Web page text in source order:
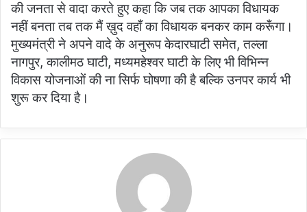
की जनता से वादा करते हुए कहा कि जब तक आपका विधायक
नहीं बनता तब तक मैं ख़ुद वहाँ का विधायक बनकर काम करूँगा।
मुख्यमंत्री ने अपने वादे के अनुरूप केदारघाटी समेत, तल्ला
नागपुर, कालीमठ घाटी, मध्यमहेश्वर घाटी के लिए भी विभिन्न
विकास योजनाओं की ना सिर्फ घोषणा की है बल्कि उनपर कार्य भी
शुरू कर दिया है।